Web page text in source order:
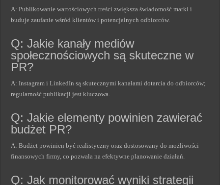
A: Publikowanie wartościowych treści zwiększa świadomość marki i
buduje zaufanie wśród klientów i potencjalnych odbiorców.
Q: Jakie kanały mediów
społecznościowych są skuteczne w
PR?
A: Instagram i LinkedIn są skutecznymi kanałami dotarcia do odbiorców;
regularność publikacji jest kluczowa.
Q: Jakie elementy powinien zawierać
budżet PR?
A: Budżet powinien być realistyczny oraz dostosowany do możliwości
finansowych firmy, co pozwala na efektywne planowanie działań.
Q: Jak monitorować wyniki strategii